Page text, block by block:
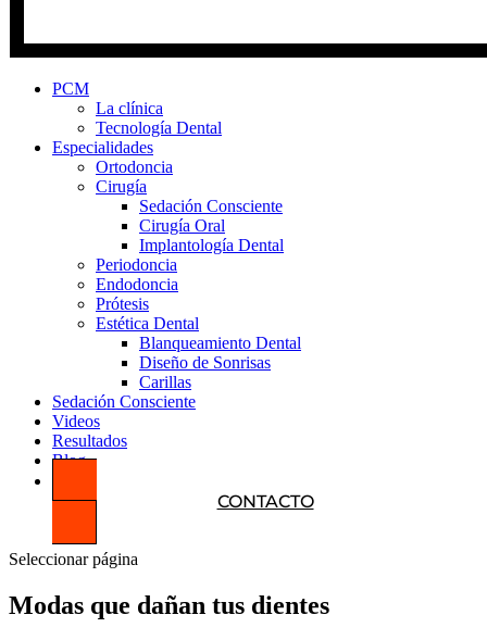
PCM
La clínica
Tecnología Dental
Especialidades
Ortodoncia
Cirugía
Sedación Consciente
Cirugía Oral
Implantología Dental
Periodoncia
Endodoncia
Prótesis
Estética Dental
Blanqueamiento Dental
Diseño de Sonrisas
Carillas
Sedación Consciente
Videos
Resultados
Blog
CONTACTO
Seleccionar página
Modas que dañan tus dientes